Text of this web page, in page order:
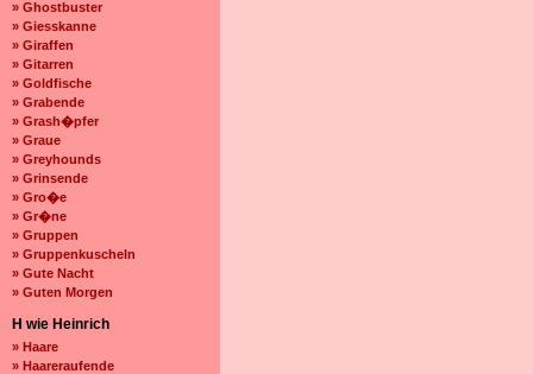
» Ghostbuster
» Giesskanne
» Giraffen
» Gitarren
» Goldfische
» Grabende
» Grash�pfer
» Graue
» Greyhounds
» Grinsende
» Gro�e
» Gr�ne
» Gruppen
» Gruppenkuscheln
» Gute Nacht
» Guten Morgen
H wie Heinrich
» Haare
» Haareraufende